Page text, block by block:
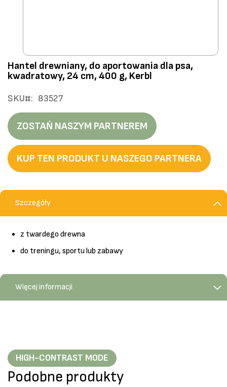
Przejdź
na
galerii
Hantel drewniany, do aportowania dla psa,
kwadratowy, 24 cm, 400 g, Kerbl
SKU 83527
ZOSTAŃ NASZYM PARTNEREM
KUP TEN PRODUKT U NASZEGO PARTNERA
Szczegóły
z twardego drewna
do treningu, sportu lub zabawy
Więcej informacji
HIGH-CONTRAST MODE
Podobne produkty